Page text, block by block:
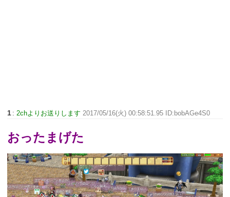
1 :2chよりお送りします 2017/05/16(火) 00:58:51.95 ID:bobAGe4S0
おったまげた